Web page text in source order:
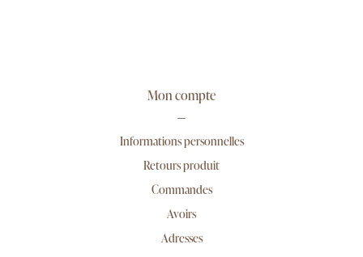
Mon compte
Informations personnelles
Retours produit
Commandes
Avoirs
Adresses